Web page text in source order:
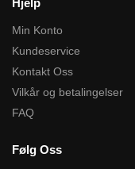
Hjelp
Min Konto
Kundeservice
Kontakt Oss
Vilkår og betalingelser
FAQ
Følg Oss